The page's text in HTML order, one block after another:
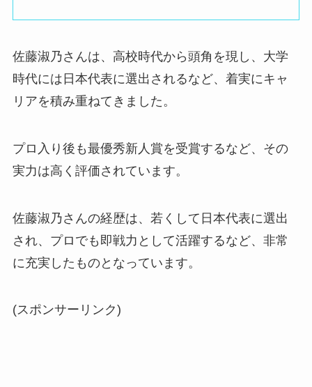
佐藤淑乃さんは、高校時代から頭角を現し、大学
時代には日本代表に選出されるなど、着実にキャ
リアを積み重ねてきました。
プロ入り後も最優秀新人賞を受賞するなど、その
実力は高く評価されています。
佐藤淑乃さんの経歴は、若くして日本代表に選出
され、プロでも即戦力として活躍するなど、非常
に充実したものとなっています。
(スポンサーリンク)